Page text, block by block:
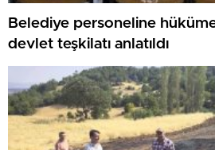
Belediye personeline
devlet teşkilatı anlatıldı